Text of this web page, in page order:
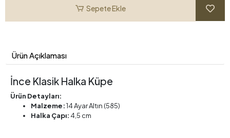
Sepete Ekle
Ürün Açıklaması
İnce Klasik Halka Küpe
Ürün Detayları:
Malzeme:14 Ayar Altın (585)
Halka Çapı:4,5 cm